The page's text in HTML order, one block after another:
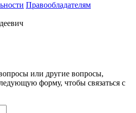
Правообладателям
или другие вопросы,
форму, чтобы связаться с